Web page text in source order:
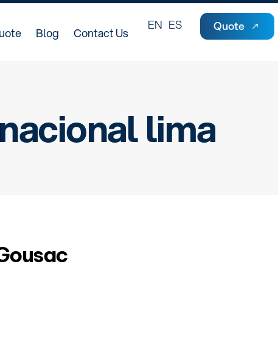
Blog Contact Us
EN ES Quote
lima